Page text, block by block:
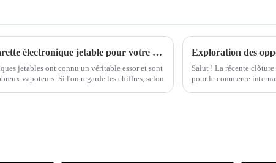
Comment choisir la meilleure cigarette électronique jetable pour votre expérience de vapotage
jetables ont connu un véritable essor et sont
vapoteurs. Si l'on regarde les chiffres, selon
Salut ! La récente
pour le commerce